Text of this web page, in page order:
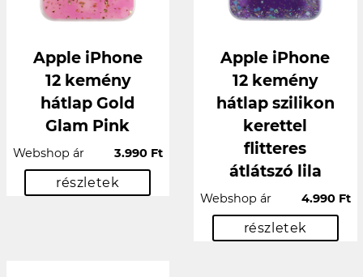
Apple iPhone
12 kemény
hátlap Gold
Glam Pink
Webshop ár 3.990 Ft
részletek
Apple iPhone
12 kemény
hátlap szilikon
kerettel
flitteres
átlátszó lila
Webshop ár 4.990 Ft
részletek